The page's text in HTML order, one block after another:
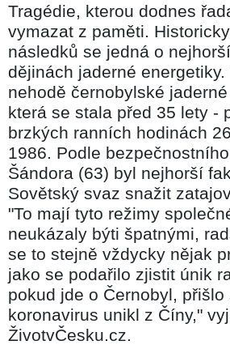
Tragédie, kterou dodnes
vymazat z paměti.
následků se jedná o
dějinách jaderné energetiky.
nehodě černobylské
která se stala před 35 lety -
brzkých ranních hodinách
1986. Podle
Šándora (63) byl nejhorší
Sovětský svaz snažit
"To mají tyto režimy
neukázaly býti špatnými,
se to stejně vždycky nějak
jako se podařilo zjistit únik
pokud jde o Černobyl, přišlo
koronavirus unikl z Číny,"
ŽivotvČesku.cz.